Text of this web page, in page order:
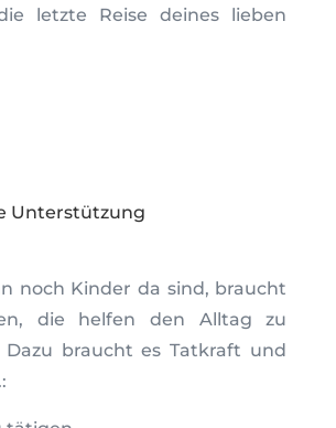
letzte Reise deines lieben
Unterstützung
noch Kinder da sind, braucht
die helfen den Alltag zu
Dazu braucht es Tatkraft und